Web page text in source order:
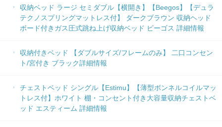
収納ベッド ラージ セミダブル【横開き】【Beegos】【デュラ
テクノスプリングマットレス付】 ダークブラウン 収納ヘッド
ボード付きガス圧式跳ね上げ収納ベッド ビーゴス 詳細情報
収納付きベッド 【ダブルサイズ/フレームのみ】 二口コンセン
ト/宮付き ブラック詳細情報
チェストベッド シングル【Estimu】【薄型ボンネルコイルマッ
トレス付】ホワイト 棚・コンセント付き大容量収納チェストベ
ッド エスティーム 詳細情報